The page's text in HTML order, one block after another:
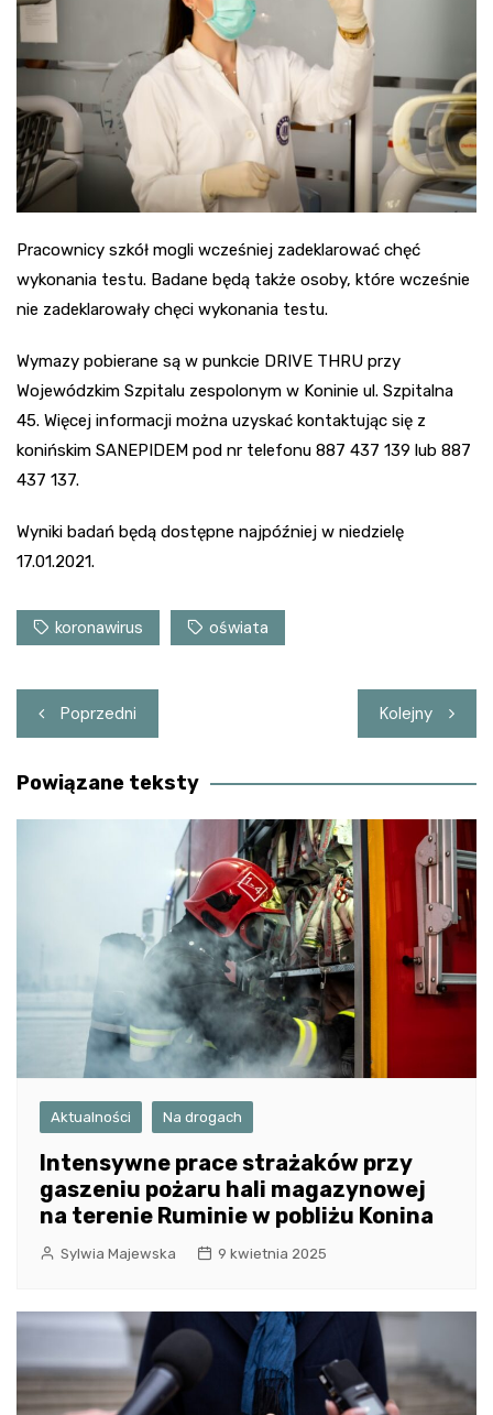
Pracownicy szkół mogli wcześniej zadeklarować chęć
wykonania testu. Badane będą także osoby, które wcześnie
nie zadeklarowały chęci wykonania testu.
Wymazy pobierane są w punkcie DRIVE THRU przy
Wojewódzkim Szpitalu zespolonym w Koninie ul. Szpitalna
45. Więcej informacji można uzyskać kontaktując się z
konińskim SANEPIDEM pod nr telefonu 887 437 139 lub 887
437 137.
Wyniki badań będą dostępne najpóźniej w niedzielę
17.01.2021.
koronawirus oświata
Nawigacja
wpisu
Poprzedni Kolejny
Powiązane teksty
Aktualności Na drogach
Intensywne prace strażaków przy
gaszeniu pożaru hali magazynowej
na terenie Ruminie w pobliżu Konina
Sylwia Majewska 9 kwietnia 2025